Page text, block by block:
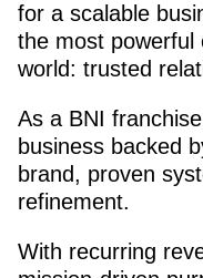
for a scalable
the most powerful
world: trusted
As a BNI
business backed
brand, proven
refinement.
With recurring